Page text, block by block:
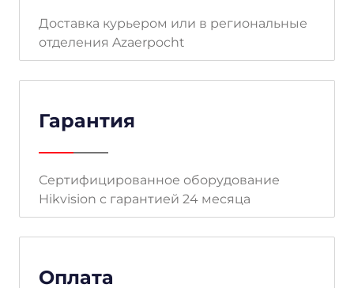
Доставка курьером или в региональные
отделения Azaerpocht
Гарантия
Сертифицированное оборудование
Hikvision с гарантией 24 месяца
Оплата